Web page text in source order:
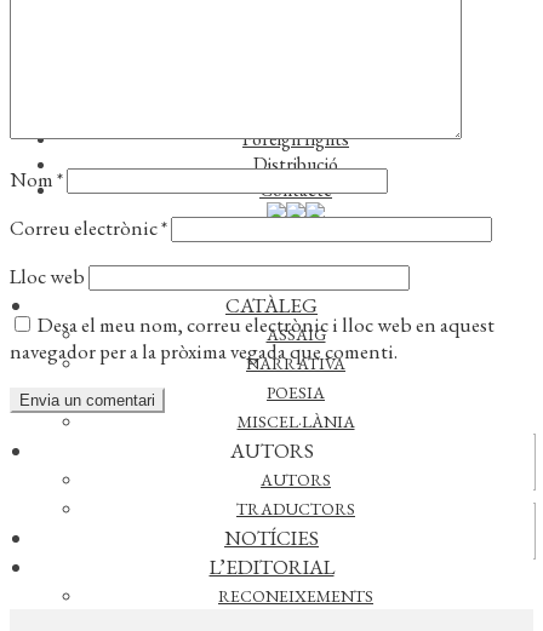
Foreign rights
Distribució
Contacte
CATÀLEG
ASSAIG
NARRATIVA
POESIA
MISCEL·LÀNIA
AUTORS
AUTORS
TRADUCTORS
NOTÍCIES
L’EDITORIAL
RECONEIXEMENTS
Nom*
Correu electrònic*
Lloc web
Desa el meu nom, correu electrònic i lloc web en aquest
navegador per a la pròxima vegada que comenti.
Actualitat
Vídeos
CERCAR NOTÍCIES